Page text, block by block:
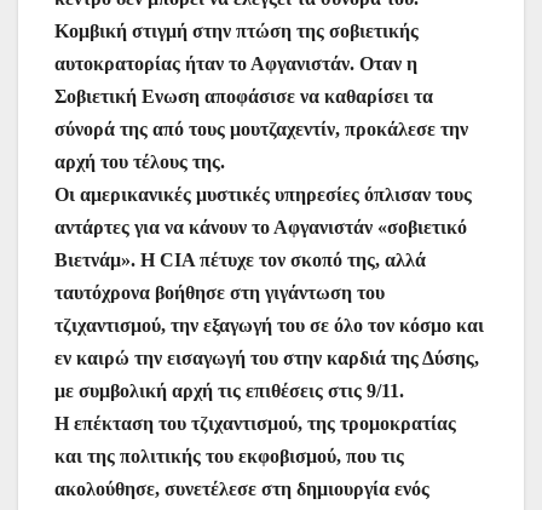
Κομβική στιγμή στην πτώση της σοβιετικής
αυτοκρατορίας ήταν το Αφγανιστάν. Οταν η
Σοβιετική Ενωση αποφάσισε να καθαρίσει τα
σύνορά της από τους μουτζαχεντίν, προκάλεσε την
αρχή του τέλους της.
Οι αμερικανικές μυστικές υπηρεσίες όπλισαν τους
αντάρτες για να κάνουν το Αφγανιστάν «σοβιετικό
Βιετνάμ». Η CIA πέτυχε τον σκοπό της, αλλά
ταυτόχρονα βοήθησε στη γιγάντωση του
τζιχαντισμού, την εξαγωγή του σε όλο τον κόσμο και
εν καιρώ την εισαγωγή του στην καρδιά της Δύσης,
με συμβολική αρχή τις επιθέσεις στις 9/11.
Η επέκταση του τζιχαντισμού, της τρομοκρατίας
και της πολιτικής του εκφοβισμού, που τις
ακολούθησε, συνετέλεσε στη δημιουργία ενός